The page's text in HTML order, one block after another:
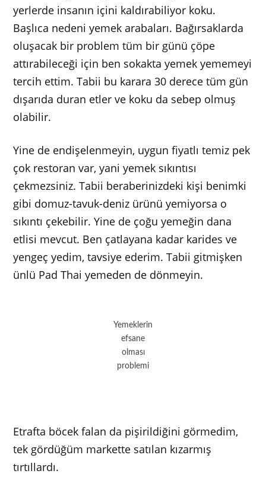
yerlerde insanın içini kaldırabiliyor koku.
Başlıca nedeni yemek arabaları. Bağırsaklarda
oluşacak bir problem tüm bir günü çöpe
attırabileceği için ben sokakta yemek yememeyi
tercih ettim. Tabii bu karara 30 derece tüm gün
dışarıda duran etler ve koku da sebep olmuş
olabilir.
Yine de endişelenmeyin, uygun fiyatlı temiz pek
çok restoran var, yani yemek sıkıntısı
çekmezsiniz. Tabii beraberinizdeki kişi benimki
gibi domuz-tavuk-deniz ürünü yemiyorsa o
sıkıntı çekebilir. Yine de çoğu yemeğin dana
etlisi mevcut. Ben çatlayana kadar karides ve
yengeç yedim, tavsiye ederim. Tabii gitmişken
ünlü Pad Thai yemeden de dönmeyin.
Yemeklerin
efsane
olması
problemi
Etrafta böcek falan da pişirildiğini görmedim,
tek gördüğüm markette satılan kızarmış
tırtıllardı.